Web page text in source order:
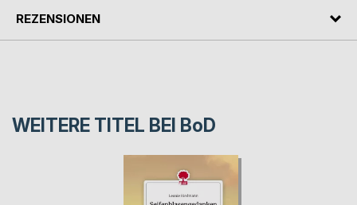
REZENSIONEN
WEITERE TITEL BEI BoD